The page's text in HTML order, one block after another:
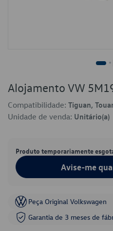
Alojamento VW
Compatibilidade: Tiguan,
Unidade de venda: Unitário(a)
Produto temporariamente
Avise-me
Peça Original Volkswagen
Garantia de 3 meses de